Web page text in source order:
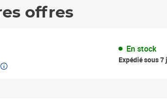
offres
En stock
Expédié sous 7